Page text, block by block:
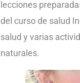
lecciones
del curso de salud
salud y varias
naturales.